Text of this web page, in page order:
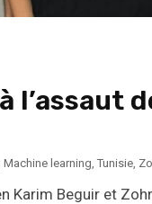
Machine learning Tunisie
Karim Beguir et